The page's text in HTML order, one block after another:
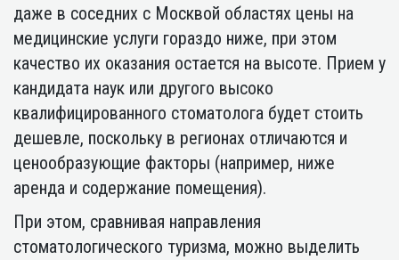
даже в соседних с Москвой областях цены на
медицинские услуги гораздо ниже, при этом
качество их оказания остается на высоте. Прием у
кандидата наук или другого высоко
квалифицированного стоматолога будет стоить
дешевле, поскольку в регионах отличаются и
ценообразующие факторы (например, ниже
аренда и содержание помещения).
При этом, сравнивая направления
стоматологического туризма, можно выделить